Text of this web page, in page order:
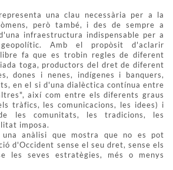
una clau necessària per a la
però també, i des de sempre a
infraestructura indispensable per a
Amb el propòsit d'aclarir
fa que es trobin regles de diferent
toga, productors del dret de diferent
dones i nenes, indígenes i banquers,
en el si d'una dialèctica contínua entre
així com entre els diferents graus
tràfics, les comunicacions, les idees) i
les comunitats, les tradicions, les
imposa.
una anàlisi que mostra que no es pot
d'Occident sense el seu dret, sense els
les seves estratègies, més o menys